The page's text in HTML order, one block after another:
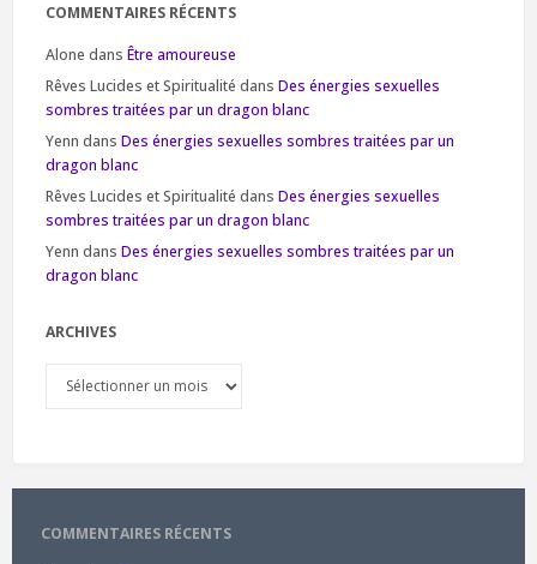
COMMENTAIRES RÉCENTS
Alone dans Être amoureuse
Rêves Lucides et Spiritualité dans Des énergies sexuelles
sombres traitées par un dragon blanc
Yenn dans Des énergies sexuelles sombres traitées par un
dragon blanc
Rêves Lucides et Spiritualité dans Des énergies sexuelles
sombres traitées par un dragon blanc
Yenn dans Des énergies sexuelles sombres traitées par un
dragon blanc
ARCHIVES
COMMENTAIRES RÉCENTS